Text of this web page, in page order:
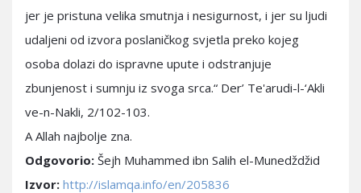
jer je pristuna velika smutnja i nesigurnost, i jer su ljudi
udaljeni od izvora poslaničkog svjetla preko kojeg
osoba dolazi do ispravne upute i odstranjuje
zbunjenost i sumnju iz svoga srca.“ Der’ Te'arudi-l-‘Akli
ve-n-Nakli, 2/102-103.
A Allah najbolje zna.
Odgovorio: Šejh Muhammed ibn Salih el-Munedždžid
Izvor: http://islamqa.info/en/205836